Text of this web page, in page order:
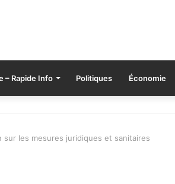
– Rapide Info Politiques Économie
les mesures juridiques et sanitaires